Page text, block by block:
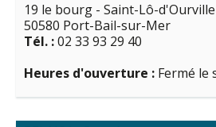
19 le bourg - Saint-Lô-d'Ourville
50580 Port-Bail-sur-Mer
Tél. :02 33 93 29 40
Heures d'ouverture : Fermé le